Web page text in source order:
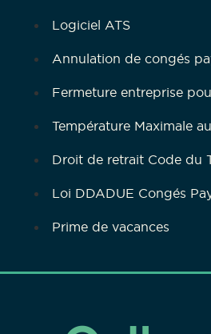
Logiciel ATS
Annulation de congés
Fermeture entreprise
Température Maximale
Droit de retrait Code du
Loi DDADUE Congés
Prime de vacances